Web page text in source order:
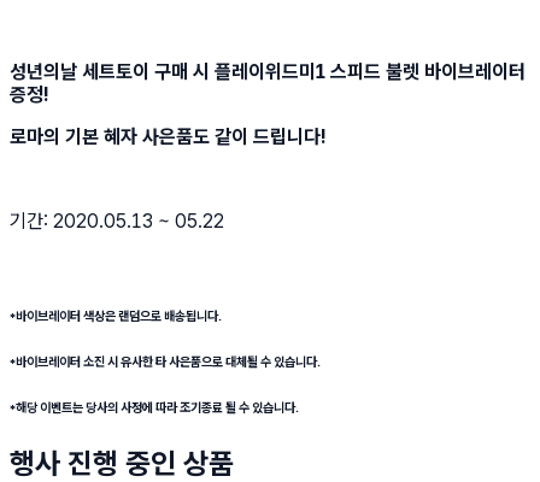
성년의날 세트토이 구매 시 플레이위드미1 스피드 불렛 바이브레이터
증정!
로마의 기본 혜자 사은품도 같이 드립니다!
기간: 2020.05.13 ~ 05.22
*바이브레이터 색상은 랜덤으로 배송됩니다.
*바이브레이터 소진 시 유사한 타 사은품으로 대체될 수 있습니다.
*해당 이벤트는 당사의 사정에 따라 조기종료 될 수 있습니다.
행사 진행 중인 상품